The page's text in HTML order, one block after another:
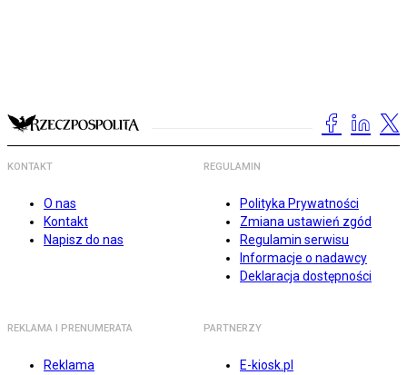
KONTAKT
O nas
Kontakt
Napisz do nas
REGULAMIN
Polityka Prywatności
Zmiana ustawień zgód
Regulamin serwisu
Informacje o nadawcy
Deklaracja dostępności
REKLAMA I PRENUMERATA
Reklama
PARTNERZY
E-kiosk.pl